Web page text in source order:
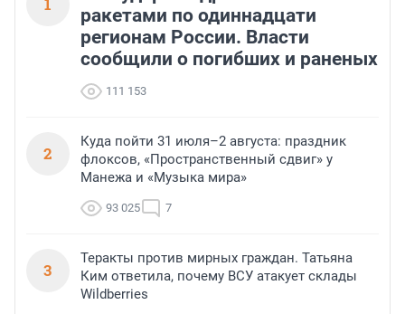
ракетами по одиннадцати
регионам России. Власти
сообщили о погибших и раненых
111 153
2
Куда пойти 31 июля–2 августа: праздник
флоксов, «Пространственный сдвиг» у
Манежа и «Музыка мира»
93 025 7
3
Теракты против мирных граждан. Татьяна
Ким ответила, почему ВСУ атакует склады
Wildberries